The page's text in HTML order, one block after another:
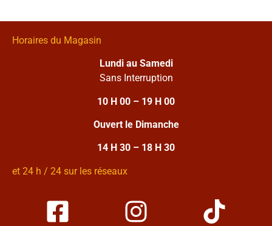
Horaires du Magasin
Lundi au Samedi
Sans Interruption
10 H 00 – 19 H 00
Ouvert le Dimanche
14 H 30 – 18 H 30
et 24 h / 24 sur les réseaux